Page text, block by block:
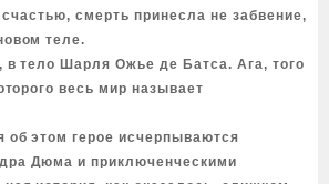
смерть принесла не забвение,
теле.
в тело Шарля Ожье де Батса. Ага, того
весь мир называет
об этом герое исчерпываются
Дюма и приключенческими